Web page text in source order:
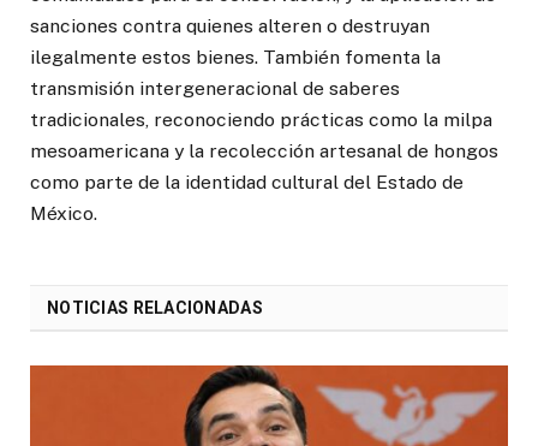
sanciones contra quienes alteren o destruyan
ilegalmente estos bienes. También fomenta la
transmisión intergeneracional de saberes
tradicionales, reconociendo prácticas como la milpa
mesoamericana y la recolección artesanal de hongos
como parte de la identidad cultural del Estado de
México.
NOTICIAS RELACIONADAS